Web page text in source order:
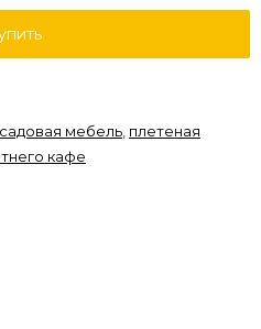
садовая мебель, плетеная
кафе